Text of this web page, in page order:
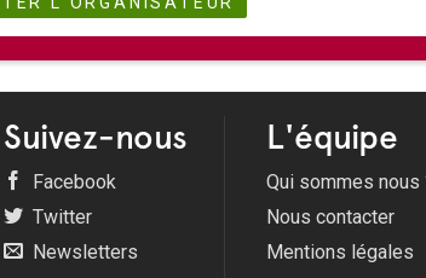
Suivez-nous
Facebook
Twitter
Newsletters
L'équipe
Qui sommes nous
Nous contacter
Mentions légales